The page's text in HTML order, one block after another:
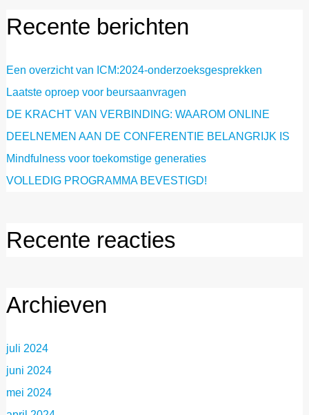
Recente berichten
Een overzicht van ICM:2024-onderzoeksgesprekken
Laatste oproep voor beursaanvragen
DE KRACHT VAN VERBINDING: WAAROM ONLINE
DEELNEMEN AAN DE CONFERENTIE BELANGRIJK IS
Mindfulness voor toekomstige generaties
VOLLEDIG PROGRAMMA BEVESTIGD!
Recente reacties
Archieven
juli 2024
juni 2024
mei 2024